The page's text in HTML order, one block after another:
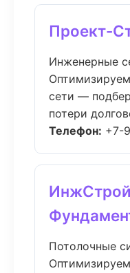
Проект-
Инженерные
сети —
потери
Телефон: +7-
Потолочные